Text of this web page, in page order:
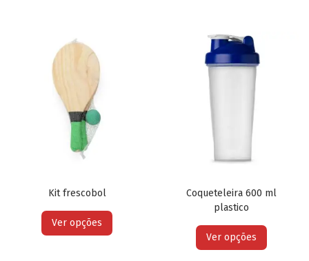
Kit frescobol
Ver opções
Coqueteleira 600 ml
plastico
Ver opções